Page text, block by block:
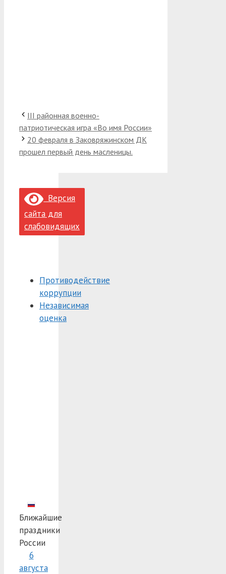
III районная военно-
патриотическая игра «Во имя России»
20 февраля в Заковряжинском ДК
прошел первый день масленицы.
Версия
сайта для
слабовидящих
Противодействие
коррупции
Независимая
оценка
Ближайшие
праздники
России
6
августа